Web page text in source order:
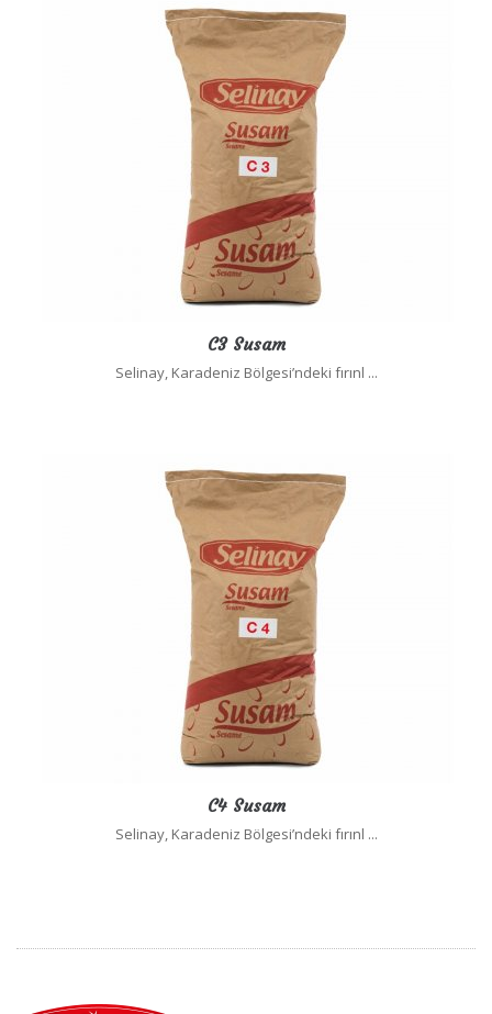
C3 Susam
Selinay, Karadeniz Bölgesi’ndeki fırınl ...
C4 Susam
Selinay, Karadeniz Bölgesi’ndeki fırınl ...